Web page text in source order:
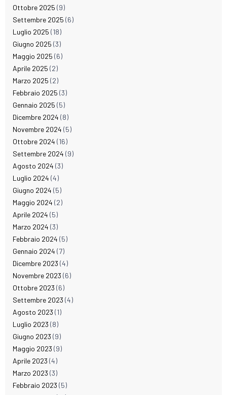
Ottobre 2025 (9)
Settembre 2025 (6)
Luglio 2025 (18)
Giugno 2025 (3)
Maggio 2025 (6)
Aprile 2025 (2)
Marzo 2025 (2)
Febbraio 2025 (3)
Gennaio 2025 (5)
Dicembre 2024 (8)
Novembre 2024 (5)
Ottobre 2024 (16)
Settembre 2024 (9)
Agosto 2024 (3)
Luglio 2024 (4)
Giugno 2024 (5)
Maggio 2024 (2)
Aprile 2024 (5)
Marzo 2024 (3)
Febbraio 2024 (5)
Gennaio 2024 (7)
Dicembre 2023 (4)
Novembre 2023 (6)
Ottobre 2023 (6)
Settembre 2023 (4)
Agosto 2023 (1)
Luglio 2023 (8)
Giugno 2023 (9)
Maggio 2023 (9)
Aprile 2023 (4)
Marzo 2023 (3)
Febbraio 2023 (5)